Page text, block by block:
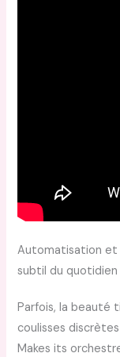
Automatisation et
subtil du quotidien
Parfois, la beauté
coulisses
Makes its